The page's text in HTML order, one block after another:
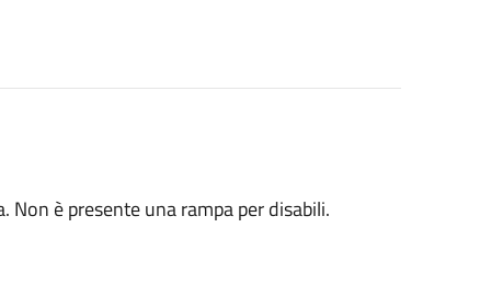
è presente una rampa per disabili.